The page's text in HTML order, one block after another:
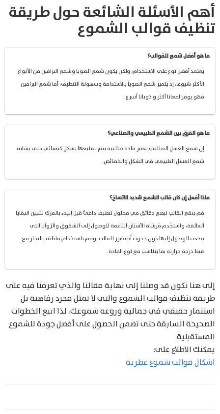
أهم الأسئلة الشائعة حول طريقة
تنظيف قوالب الشموع
ما هو أفضل شمع للقوالب؟
يعتمد أفضل نوع على الاستخدام، ولكن يكون شمع الصويا وشمع البرافين من الأنواع
الأكثر شيوعا، إذ يتميز شمع الصويا بالاستدامة وسهولة التنظيف، أما شمع البرافين
فهو يوفر لمعانا أكثر و ذوبانا أسرع.
ما هو الفرق بين الشمع الطبيعي والصناعي؟
إن شمع العسل الصناعي يعتبر مادة صناعية يتم تصنيعها بشكل كيميائي حتى يشابه
شمع العسل الطبيعي في الشكل والخصائص.
ماذا أفعل إن كان قالب الشمع شديد الاتساخ؟
قم بنقع القالب لبضع دقائق في محلول تنظيف دافئ قبل البدء بالفرك لتليين البقايا
العالقة، واستخدم فرشاة الأسنان الناعمة للوصول إلى الشقوق والزوايا التي
يصعب الوصول إليها دون حدوث أي ضرر للقالب، وقم باستخدام منظف بالبخار مع
ضبط درجة حرارته بما يتناسب مع نوع المادة.
إلى هنا نكون قد وصلنا إلى نهاية مقالنا والذي تعرفنا فيه على
طريقة تنظيف قوالب الشموع والتي لا تمثل مجرد رفاهية بل
استثمار حقيقي في جمالية وروعة شموعك، لذا اتبع الخطوات
الصحيحة السابقة حتى تضمن الحصول على أفضل جودة للشموع
المستقبلية.
يمكنك الاطلاع على:
اشكال قوالب شموع عطرية